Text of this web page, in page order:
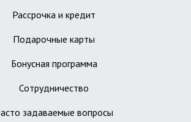
Рассрочка и кредит
Подарочные карты
Бонусная программа
Сотрудничество
задаваемые вопросы